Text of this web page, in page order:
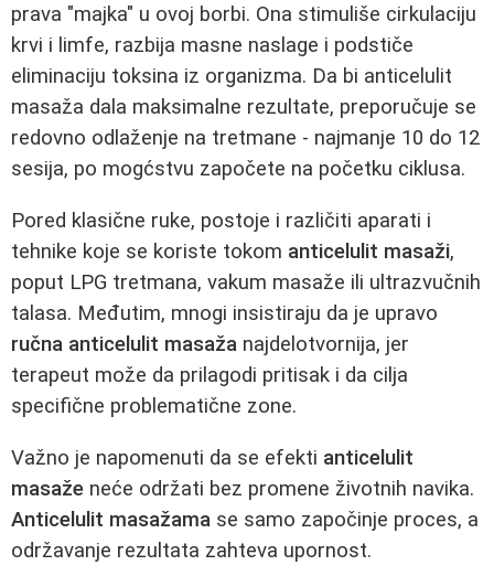
prava "majka" u ovoj borbi. Ona stimuliše cirkulaciju
krvi i limfe, razbija masne naslage i podstiče
eliminaciju toksina iz organizma. Da bi anticelulit
masaža dala maksimalne rezultate, preporučuje se
redovno odlaženje na tretmane - najmanje 10 do 12
sesija, po mogćstvu započete na početku ciklusa.
Pored klasične ruke, postoje i različiti aparati i
tehnike koje se koriste tokom anticelulit masaži,
poput LPG tretmana, vakum masaže ili ultrazvučnih
talasa. Međutim, mnogi insistiraju da je upravo
ručna anticelulit masaža najdelotvornija, jer
terapeut može da prilagodi pritisak i da cilja
specifične problematične zone.
Važno je napomenuti da se efekti anticelulit
masaže neće održati bez promene životnih navika.
Anticelulit masažama se samo započinje proces, a
održavanje rezultata zahteva upornost.